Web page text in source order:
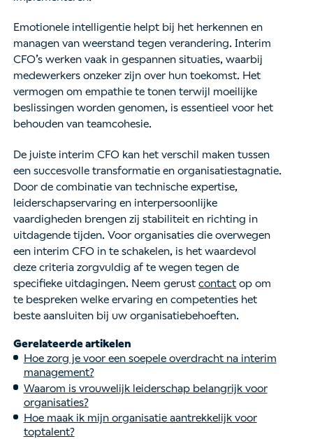
Emotionele intelligentie helpt bij het herkennen en
managen van weerstand tegen verandering. Interim
CFO’s werken vaak in gespannen situaties, waarbij
medewerkers onzeker zijn over hun toekomst. Het
vermogen om empathie te tonen terwijl moeilijke
beslissingen worden genomen, is essentieel voor het
behouden van teamcohesie.
De juiste interim CFO kan het verschil maken tussen
een succesvolle transformatie en organisatiestagnatie.
Door de combinatie van technische expertise,
leiderschapservaring en interpersoonlijke
vaardigheden brengen zij stabiliteit en richting in
uitdagende tijden. Voor organisaties die overwegen
een interim CFO in te schakelen, is het waardevol
deze criteria zorgvuldig af te wegen tegen de
specifieke uitdagingen. Neem gerustcontact op om
te bespreken welke ervaring en competenties het
beste aansluiten bij uw organisatiebehoeften.
Gerelateerde artikelen
Hoe zorg je voor een soepele overdracht na interim
management?
Waarom is vrouwelijk leiderschap belangrijk voor
organisaties?
Hoe maak ik mijn organisatie aantrekkelijk voor
toptalent?